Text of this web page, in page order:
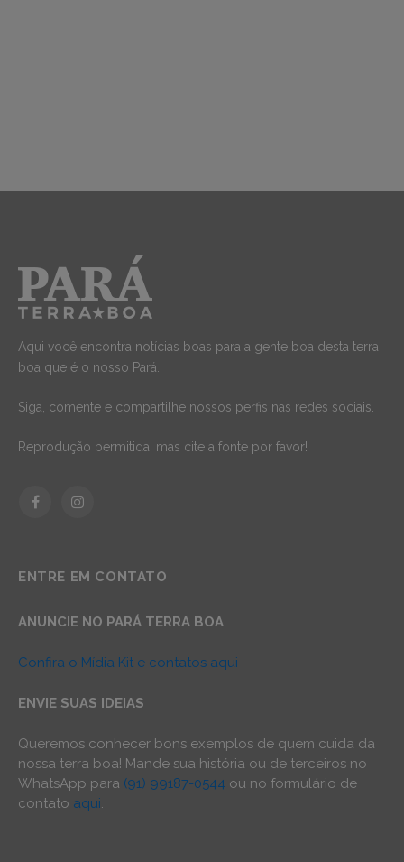
Aqui você encontra notícias boas para a gente boa desta terra
boa que é o nosso Pará.
Siga, comente e compartilhe nossos perfis nas redes sociais.
Reprodução permitida, mas cite a fonte por favor!
FacebookInstagram
ENTRE EM CONTATO
ANUNCIE NO PARÁ TERRA BOA
Confira o Mídia Kit e contatos aqui
ENVIE SUAS IDEIAS
Queremos conhecer bons exemplos de quem cuida da
nossa terra boa! Mande sua história ou de terceiros no
WhatsApp para (91) 99187-0544 ou no formulário de
contato aqui.